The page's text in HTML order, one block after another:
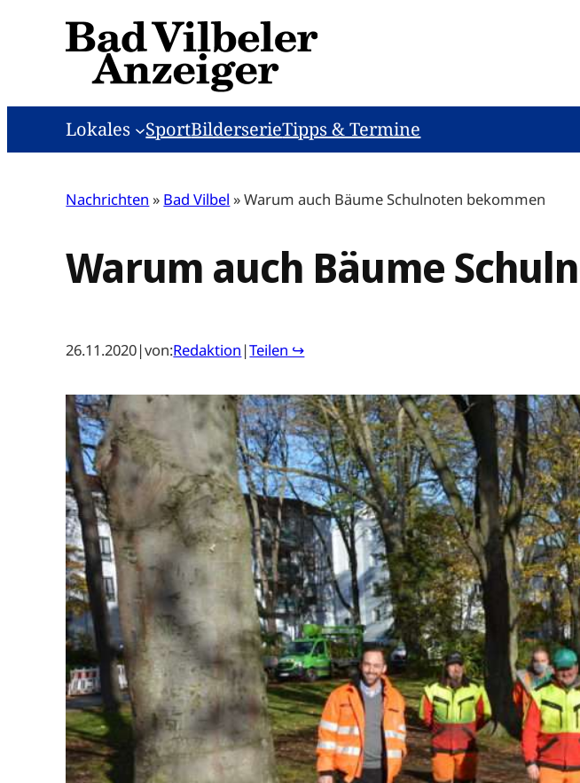
Lokales SportBilderserieTipps & Termine
Nachrichten » Bad Vilbel »Warum auch Bäume Schulnoten bekommen
Warum auch Bäume
26.11.2020|von:Redaktion |Teilen ↪